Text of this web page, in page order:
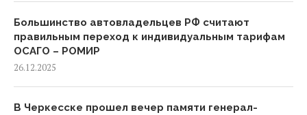
Большинство автовладельцев РФ считают
правильным переход к индивидуальным тарифам
ОСАГО – РОМИР
26.12.2025
В Черкесске прошел вечер памяти генерал-